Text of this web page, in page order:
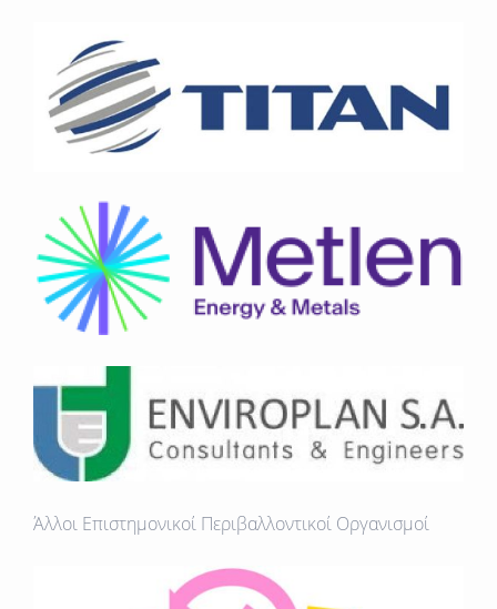
Άλλοι Επιστημονικοί Περιβαλλοντικοί Οργανισμοί